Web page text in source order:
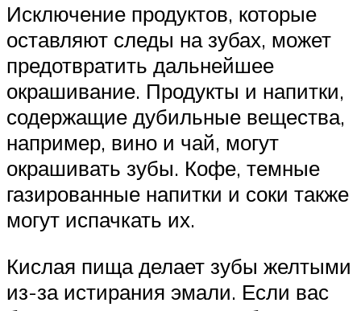
Исключение продуктов, которые
оставляют следы на зубах, может
предотвратить дальнейшее
окрашивание. Продукты и напитки,
содержащие дубильные вещества,
например, вино и чай, могут
окрашивать зубы. Кофе, темные
газированные напитки и соки также
могут испачкать их.
Кислая пища делает зубы желтыми
из-за истирания эмали. Если вас